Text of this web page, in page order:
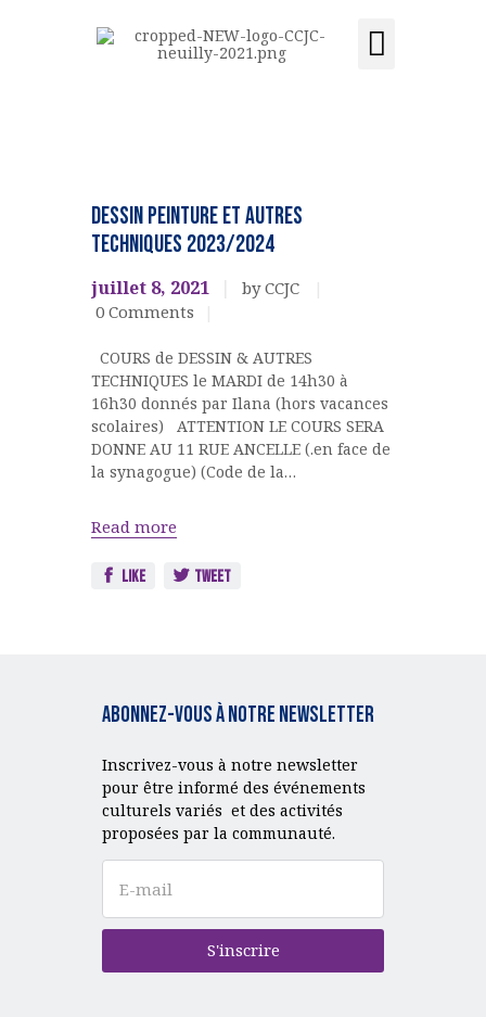
LE CENTRE
ÉVÉNEMENTS
LOCATION DE SALLE
ADHÉSION
ACQUISITION DU
CENTRE
DONS
activités
peinture
DESSIN PEINTURE et autres
techniques 2023/2024
juillet 8, 2021
by CCJC
0 Comments
COURS de DESSIN & AUTRES
TECHNIQUES le MARDI de 14h30 à
16h30 donnés par Ilana (hors vacances
scolaires) ATTENTION LE COURS SERA
DONNE AU 11 RUE ANCELLE (.en face de
la synagogue) (Code de la…
Read more
Like Tweet
Abonnez-vous à notre Newsletter
Inscrivez-vous à notre newsletter
pour être informé des événements
culturels variés et des activités
proposées par la communauté.
S'inscrire